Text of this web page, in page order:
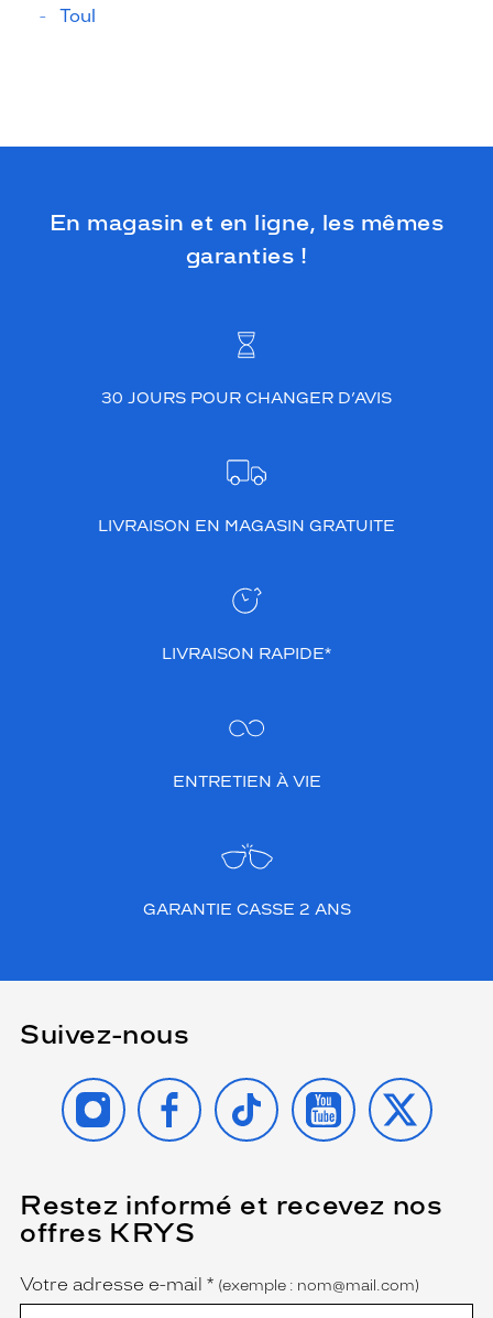
Toul
En magasin et en ligne, les mêmes
garanties !
30 JOURS POUR CHANGER D’AVIS
LIVRAISON EN MAGASIN GRATUITE
LIVRAISON RAPIDE*
ENTRETIEN À VIE
GARANTIE CASSE 2 ANS
Suivez-nous
INSTAGRAMFACEBOOK
TIKTOK YOUTUBE
X
Restez informé et recevez nos
offres KRYS
Name
Votre adresse e-mail *
(Ce
champ
est
obligatoire)
(exemple : nom@mail.com)